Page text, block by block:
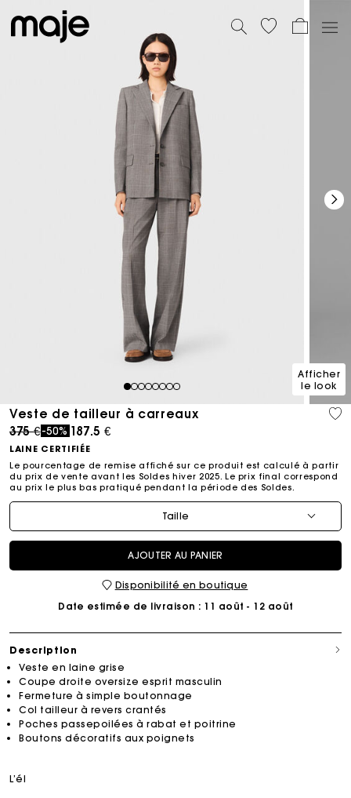
12345678
Afficher
le look
Veste de tailleur à carreaux
Price reduced from
375 €to
-50% 187.5 €
LAINE CERTIFIÉE
Le pourcentage de remise affiché sur ce produit est calculé à partir
du prix de vente avant les Soldes hiver 2025. Le prix final correspond
au prix le plus bas pratiqué pendant la période des Soldes.​
Taille
AJOUTER AU PANIER
Disponibilité en boutique
Date estimée de livraison : 11 août - 12 août
Description
Veste en laine grise
Coupe droite oversize esprit masculin
Fermeture à simple boutonnage
Col tailleur à revers crantés
Poches passepoilées à rabat et poitrine
Boutons décoratifs aux poignets
L’él